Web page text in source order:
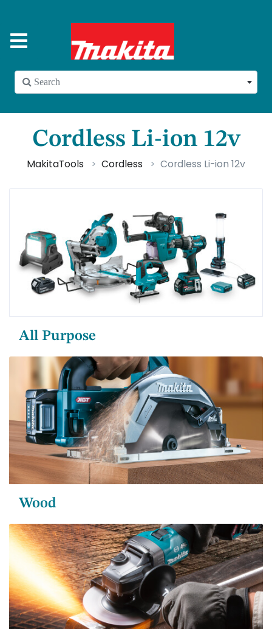
 Search
Cordless Li-ion 12v
MakitaTools Cordless Cordless Li-ion 12v
All Purpose
Wood